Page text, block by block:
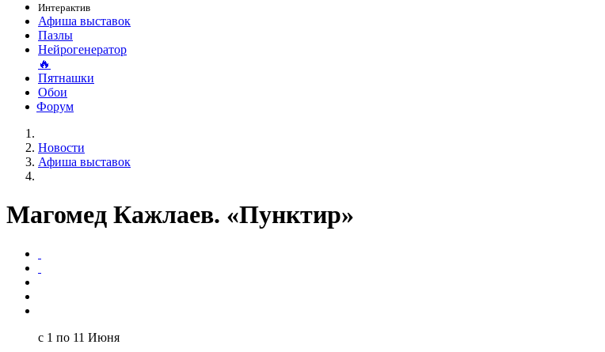
Интерактив
Афиша выставок
Пазлы
Нейрогенератор
🔥
Пятнашки
Обои
Форум
Новости
Афиша выставок
Магомед Кажлаев. «Пунктир»
с 1 по 11 Июня